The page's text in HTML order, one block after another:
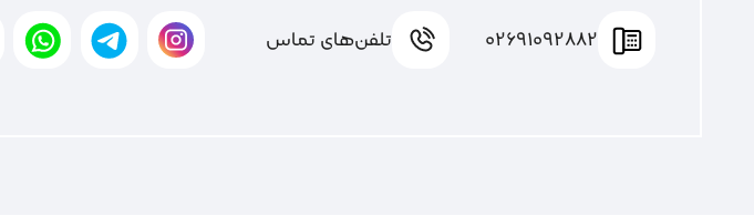
02691092882 تلفن‌های تماس